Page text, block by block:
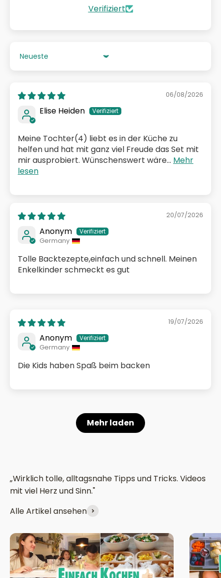
Verifiziert
Sort by
06/08/2026
Elise Heiden
Meine Tochter(4) liebt es in der Küche zu
helfen und hat mit ganz viel Freude das Set mit
mir ausprobiert. Wünschenswert wäre... Mehr
lesen
20/07/2026
Anonym
Germany
Tolle Backtezepte,einfach und schnell. Meinen
Enkelkinder schmeckt es gut
19/07/2026
Anonym
Germany
Die Kids haben Spaß beim backen
Mehr laden
„Wirklich tolle, alltagsnahe Tipps und Tricks. Videos
mit viel Herz und Sinn."
Alle Artikel ansehen